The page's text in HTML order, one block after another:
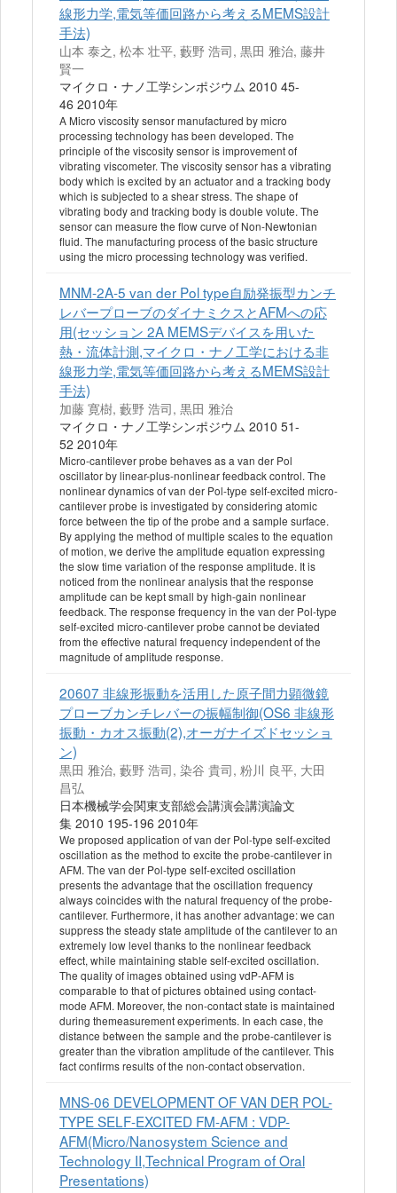
線形力学,電気等価回路から考えるMEMS設計
手法)
山本 泰之, 松本 壮平, 藪野 浩司, 黒田 雅治, 藤井
賢一
マイクロ・ナノ工学シンポジウム 2010 45-
46 2010年
A Micro viscosity sensor manufactured by micro
processing technology has been developed. The
principle of the viscosity sensor is improvement of
vibrating viscometer. The viscosity sensor has a vibrating
body which is excited by an actuator and a tracking body
which is subjected to a shear stress. The shape of
vibrating body and tracking body is double volute. The
sensor can measure the flow curve of Non-Newtonian
fluid. The manufacturing process of the basic structure
using the micro processing technology was verified.
MNM-2A-5 van der Pol type自励発振型カンチ
レバープローブのダイナミクスとAFMへの応
用(セッション 2A MEMSデバイスを用いた
熱・流体計測,マイクロ・ナノ工学における非
線形力学,電気等価回路から考えるMEMS設計
手法)
加藤 寛樹, 藪野 浩司, 黒田 雅治
マイクロ・ナノ工学シンポジウム 2010 51-
52 2010年
Micro-cantilever probe behaves as a van der Pol
oscillator by linear-plus-nonlinear feedback control. The
nonlinear dynamics of van der Pol-type self-excited micro-
cantilever probe is investigated by considering atomic
force between the tip of the probe and a sample surface.
By applying the method of multiple scales to the equation
of motion, we derive the amplitude equation expressing
the slow time variation of the response amplitude. It is
noticed from the nonlinear analysis that the response
amplitude can be kept small by high-gain nonlinear
feedback. The response frequency in the van der Pol-type
self-excited micro-cantilever probe cannot be deviated
from the effective natural frequency independent of the
magnitude of amplitude response.
20607 非線形振動を活用した原子間力顕微鏡
プローブカンチレバーの振幅制御(OS6 非線形
振動・カオス振動(2),オーガナイズドセッショ
ン)
黒田 雅治, 藪野 浩司, 染谷 貴司, 粉川 良平, 大田
昌弘
日本機械学会関東支部総会講演会講演論文
集 2010 195-196 2010年
We proposed application of van der Pol-type self-excited
oscillation as the method to excite the probe-cantilever in
AFM. The van der Pol-type self-excited oscillation
presents the advantage that the oscillation frequency
always coincides with the natural frequency of the probe-
cantilever. Furthermore, it has another advantage: we can
suppress the steady state amplitude of the cantilever to an
extremely low level thanks to the nonlinear feedback
effect, while maintaining stable self-excited oscillation.
The quality of images obtained using vdP-AFM is
comparable to that of pictures obtained using contact-
mode AFM. Moreover, the non-contact state is maintained
during themeasurement experiments. In each case, the
distance between the sample and the probe-cantilever is
greater than the vibration amplitude of the cantilever. This
fact confirms results of the non-contact observation.
MNS-06 DEVELOPMENT OF VAN DER POL-
TYPE SELF-EXCITED FM-AFM : VDP-
AFM(Micro/Nanosystem Science and
Technology II,Technical Program of Oral
Presentations)